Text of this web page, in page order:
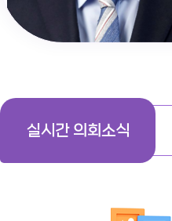
실시간 의회소식